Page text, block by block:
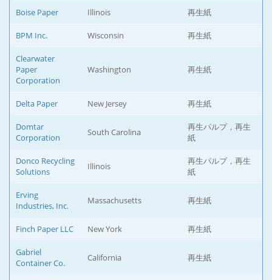
Boise Paper Illinois 再生紙
BPM Inc. Wisconsin 再生紙
Clearwater
Paper
Corporation
Washington 再生紙
Delta Paper New Jersey 再生紙
Domtar
Corporation
South Carolina
再生パルプ，再生
紙
Donco Recycling
Solutions
Illinois
再生パルプ，再生
紙
Erving
Industries, Inc.
Massachusetts 再生紙
Finch Paper LLC New York 再生紙
Gabriel
Container Co.
California 再生紙